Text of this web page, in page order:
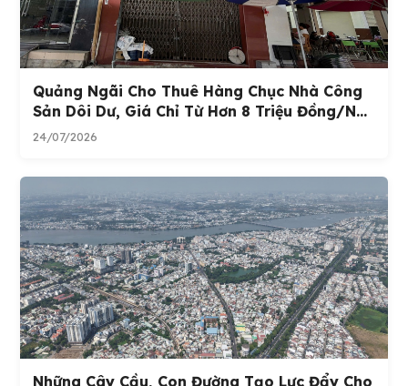
Quảng Ngãi Cho Thuê Hàng Chục Nhà Công
Sản Dôi Dư, Giá Chỉ Từ Hơn 8 Triệu Đồng/n...
24/07/2026
Những Cây Cầu, Con Đường Tạo Lực Đẩy Cho